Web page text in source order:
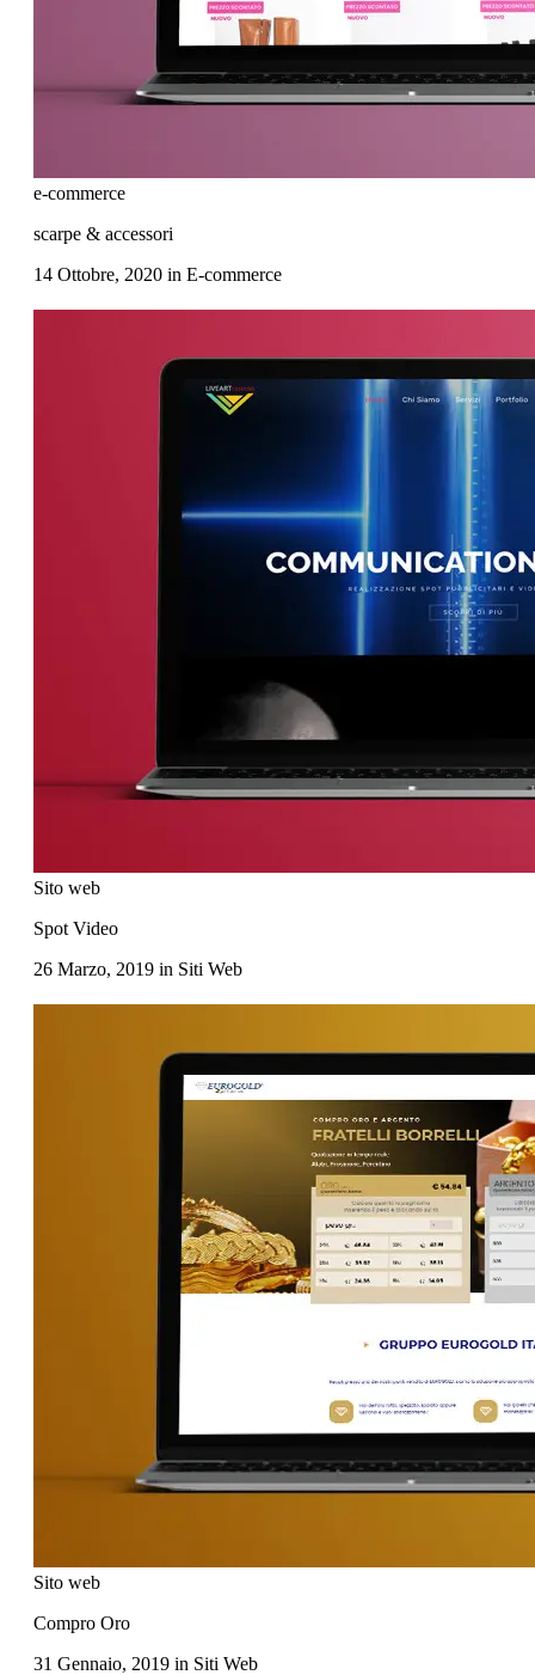
e-commerce
scarpe & accessori
14 Ottobre, 2020 in E-commerce
Sito web
Spot Video
26 Marzo, 2019 in Siti Web
Sito web
Compro Oro
31 Gennaio, 2019 in Siti Web